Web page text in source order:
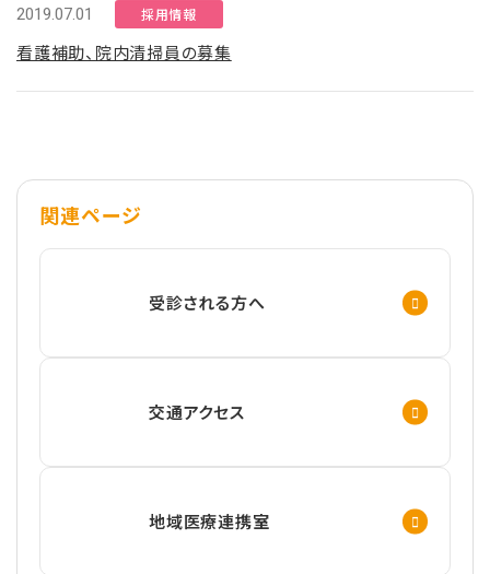
2019.07.01 採用情報
看護補助、院内清掃員の募集
関連ページ
受診される方へ
交通アクセス
地域医療連携室